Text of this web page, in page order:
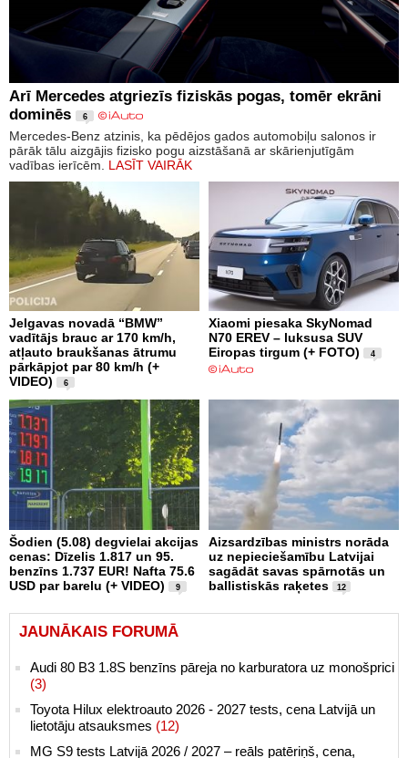
Arī Mercedes atgriezīs fiziskās pogas, tomēr ekrāni
dominēs
6
Mercedes-Benz atzinis, ka pēdējos gados automobiļu salonos ir
pārāk tālu aizgājis fizisko pogu aizstāšanā ar skārienjutīgām
vadības ierīcēm. LASĪT VAIRĀK
Jelgavas novadā “BMW”
vadītājs brauc ar 170 km/h,
atļauto braukšanas ātrumu
pārkāpjot par 80 km/h (+
VIDEO)
6
Xiaomi piesaka SkyNomad
N70 EREV – luksusa SUV
Eiropas tirgum (+ FOTO)
4
Šodien (5.08) degvielai akcijas
cenas: Dīzelis 1.817 un 95.
benzīns 1.737 EUR! Nafta 75.6
USD par barelu (+ VIDEO)
9
Aizsardzības ministrs norāda
uz nepieciešamību Latvijai
sagādāt savas spārnotās un
ballistiskās raķetes
12
JAUNĀKAIS FORUMĀ
Audi 80 B3 1.8S benzīns pāreja no karburatora uz monošprici
(3)
Toyota Hilux elektroauto 2026 - 2027 tests, cena Latvijā un
lietotāju atsauksmes (12)
MG S9 tests Latvijā 2026 / 2027 – reāls patēriņš, cena,